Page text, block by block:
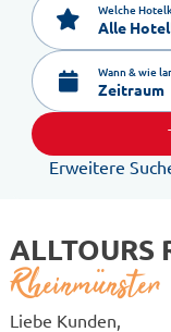
Welche
Alle
Wann & wie
Zeitraum
Erweitere
ALLTOURS
Rheinmünster
Liebe Kunden,